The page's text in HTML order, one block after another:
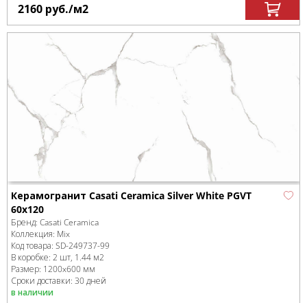
2160 руб./м2
Керамогранит Casati Ceramica Silver White PGVT
60x120
Бренд: Casati Ceramica
Коллекция: Mix
Код товара: SD-249737-99
В коробке: 2 шт, 1.44 м2
Размер: 1200x600 мм
Сроки доставки: 30 дней
в наличии